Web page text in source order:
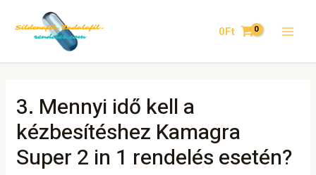
0Ft
3. Mennyi idő kell a
kézbesítéshez Kamagra
Super 2 in 1 rendelés esetén?